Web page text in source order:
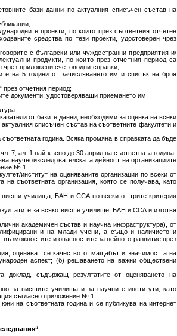
бази данни по актуалния списъчен състав на
проекти, по които през съответния отчетен
средства по тези проекти, удостоверен чрез
с български или чуждестранни предприятия и/
продукти, по които през отчетния период са
чрез приложени счетоводни справки;
на 5 години от зачисляването им и списък на броя
през отчетния период;
документи, удостоверяващи приемането им.
от базите данни, необходими за оценка на всеки
списъчен състав на съответните факултети и
година. Всяка промяна в справката да бъде
7, ал. 1 най-късно до 30 април на съответната година.
научноизследователската дейност на организациите
№ 1.
институт на оценяваните организации по всеки от
съответната организация, която се получава, като
висши училища, БАН и ССА по всеки от трите критерия
за всяко висше училище, БАН и ССА и изготвя
академичен състав и научна инфраструктура), от
и на млади учени, а също и наличието и
и опасностите за нейното развитие през
оценяват се качеството, мащабът и значимостта на
аспект; (б) решаването на важни обществени
съдържащ резултатите от оценяването на
за висшите училища и за научните институти, като
съгласно приложение № 1.
на съответната година и се публикува на интернет